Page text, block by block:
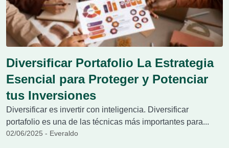
Diversificar Portafolio La Estrategia
Esencial para Proteger y Potenciar
tus Inversiones
Diversificar es invertir con inteligencia. Diversificar
portafolio es una de las técnicas más importantes para...
02/06/2025 - Everaldo